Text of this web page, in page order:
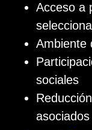
Acceso a
Ambiente
sociales
asociados